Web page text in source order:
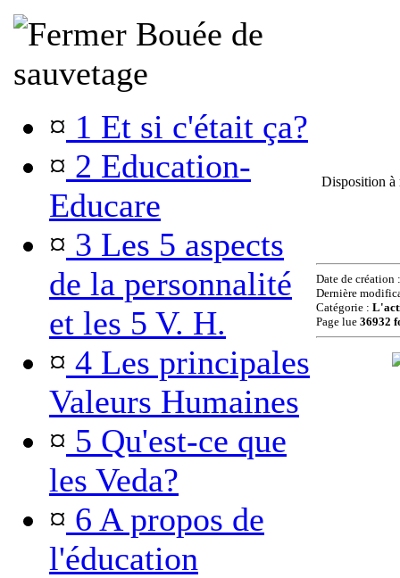
Bouée de
sauvetage
¤ 1 Et si c'était ça?
¤ 2 Education-
Educare
¤ 3 Les 5 aspects
de la personnalité
et les 5 V. H.
¤ 4 Les principales
Valeurs Humaines
¤ 5 Qu'est-ce que
les Veda?
¤ 6 A propos de
l'éducation
Disposition à
Date de création
Dernière
Catégorie :
Page lue 36932